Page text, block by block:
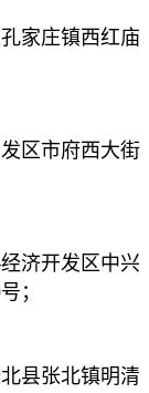
庄镇西红庙
市府西大街
开发区中兴
；
张北镇明清